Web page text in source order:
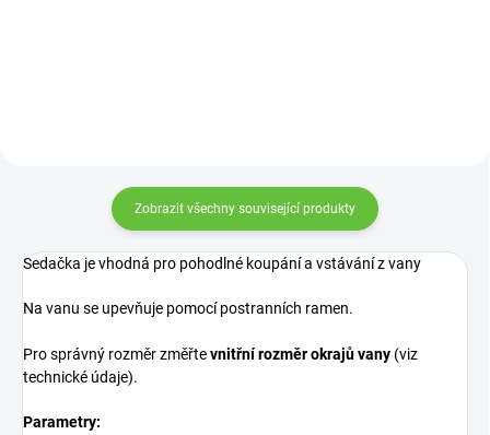
Zobrazit všechny související produkty
Sedačka je vhodná pro pohodlné koupání a vstávání z vany
Na vanu se upevňuje pomocí postranních ramen.
Pro správný rozměr změřtevnitřní rozměr okrajů vany (viz
technické údaje).
Parametry: